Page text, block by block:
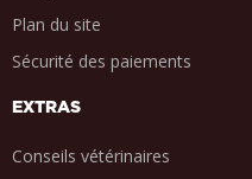
Plan du site
Sécurité des paiements
EXTRAS
Conseils vétérinaires